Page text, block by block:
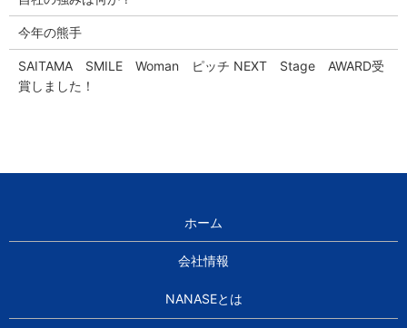
今年の熊手
SAITAMA SMILE Woman ピッチ NEXT Stage AWARD受
賞しました！
ホーム
会社情報
NANASEとは